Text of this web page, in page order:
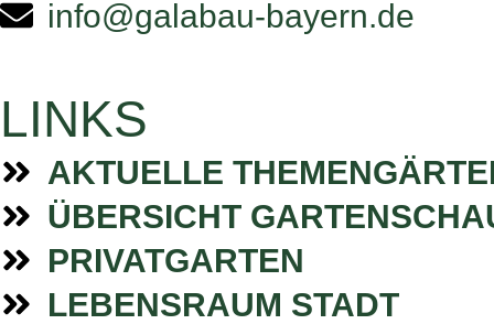
info@galabau-bayern.de
LINKS
AKTUELLE
ÜBERSICHT
PRIVATGARTEN
LEBENSRAUM STADT